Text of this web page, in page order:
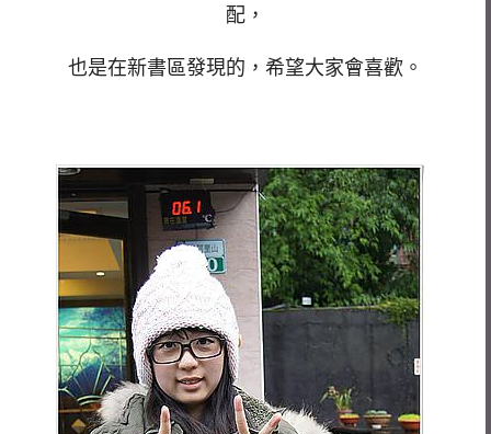
配，
也是在新書區發現的，希望大家會喜歡。